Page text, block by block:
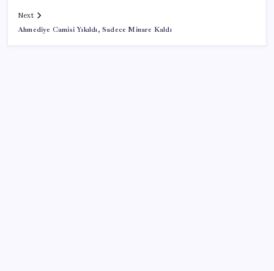
Next
Ahmediye Camisi Yıkıldı, Sadece Minare Kaldı